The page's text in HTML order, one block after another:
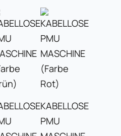
KABELLOSE
PMU